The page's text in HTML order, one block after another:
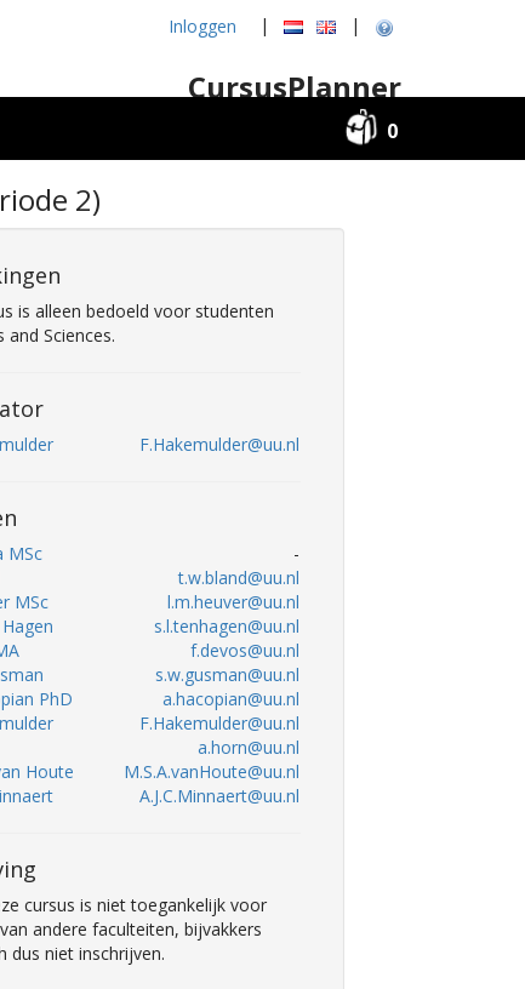
Inloggen | |
CursusPlanner
0
2)
is alleen bedoeld voor studenten
and Sciences.
F.Hakemulder@uu.nl
MSc
-
t.w.bland@uu.nl
MSc
l.m.heuver@uu.nl
s.l.tenhagen@uu.nl
f.devos@uu.nl
s.w.gusman@uu.nl
PhD
a.hacopian@uu.nl
F.Hakemulder@uu.nl
a.horn@uu.nl
Houte
M.S.A.vanHoute@uu.nl
A.J.C.Minnaert@uu.nl
cursus is niet toegankelijk voor
andere faculteiten, bijvakkers
dus niet inschrijven.